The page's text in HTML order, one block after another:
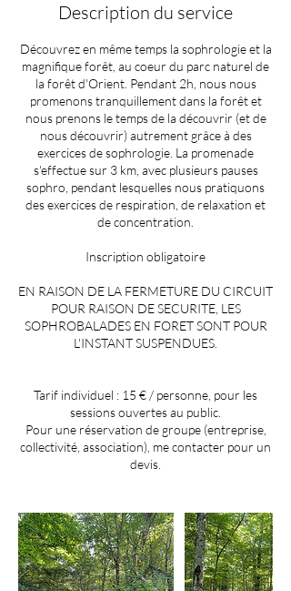
Description du service
Découvrez en même temps la sophrologie et la
magnifique forêt, au coeur du parc naturel de
la forêt d'Orient. Pendant 2h, nous nous
promenons tranquillement dans la forêt et
nous prenons le temps de la découvrir (et de
nous découvrir) autrement grâce à des
exercices de sophrologie. La promenade
s'effectue sur 3 km, avec plusieurs pauses
sophro, pendant lesquelles nous pratiquons
des exercices de respiration, de relaxation et
de concentration.
Inscription obligatoire
EN RAISON DE LA FERMETURE DU CIRCUIT
POUR RAISON DE SECURITE, LES
SOPHROBALADES EN FORET SONT POUR
L'INSTANT SUSPENDUES.
Tarif individuel : 15 € / personne, pour les
sessions ouvertes au public.
Pour une réservation de groupe (entreprise,
collectivité, association), me contacter pour un
devis.